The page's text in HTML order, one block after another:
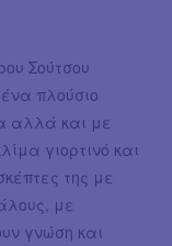
Σούτσου
πλούσιο
αλλά και με
γιορτινό και
της με
με
γνώση και